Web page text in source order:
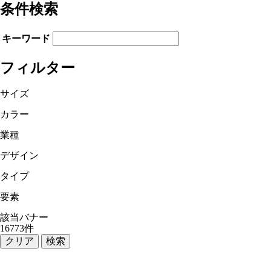
条件検索
キーワード
フィルター
サイズ
カラー
業種
デザイン
タイプ
要素
該当バナー
16773件
検索